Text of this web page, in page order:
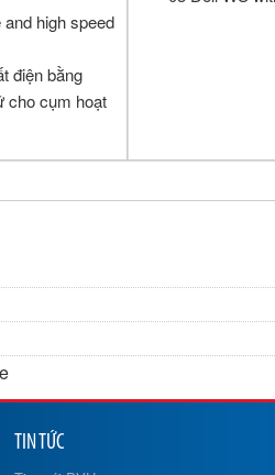
high speed
điện bằng
cho cụm hoạt
TIN TỨC